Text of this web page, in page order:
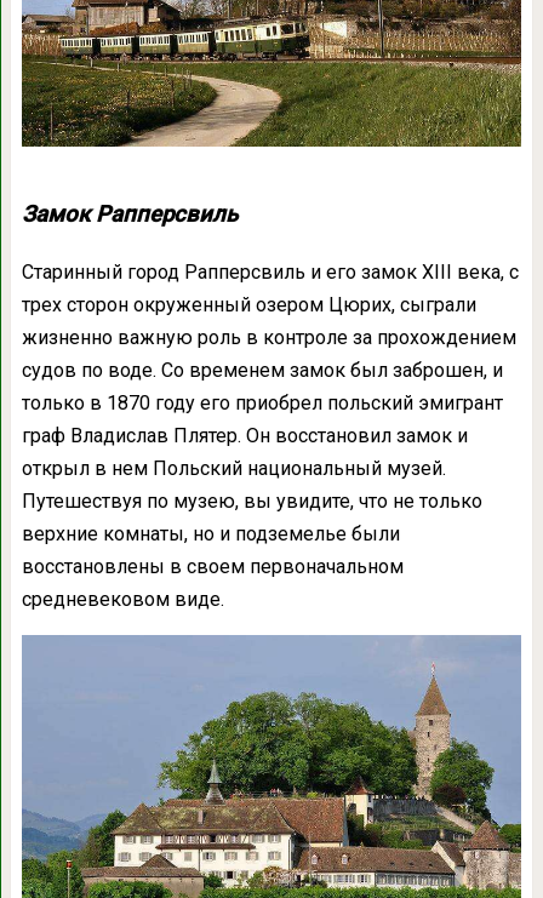
Замок Рапперсвиль
Старинный город Рапперсвиль и его замок XIII века, с
трех сторон окруженный озером Цюрих, сыграли
жизненно важную роль в контроле за прохождением
судов по воде. Со временем замок был заброшен, и
только в 1870 году его приобрел польский эмигрант
граф Владислав Плятер. Он восстановил замок и
открыл в нем Польский национальный музей.
Путешествуя по музею, вы увидите, что не только
верхние комнаты, но и подземелье были
восстановлены в своем первоначальном
средневековом виде.